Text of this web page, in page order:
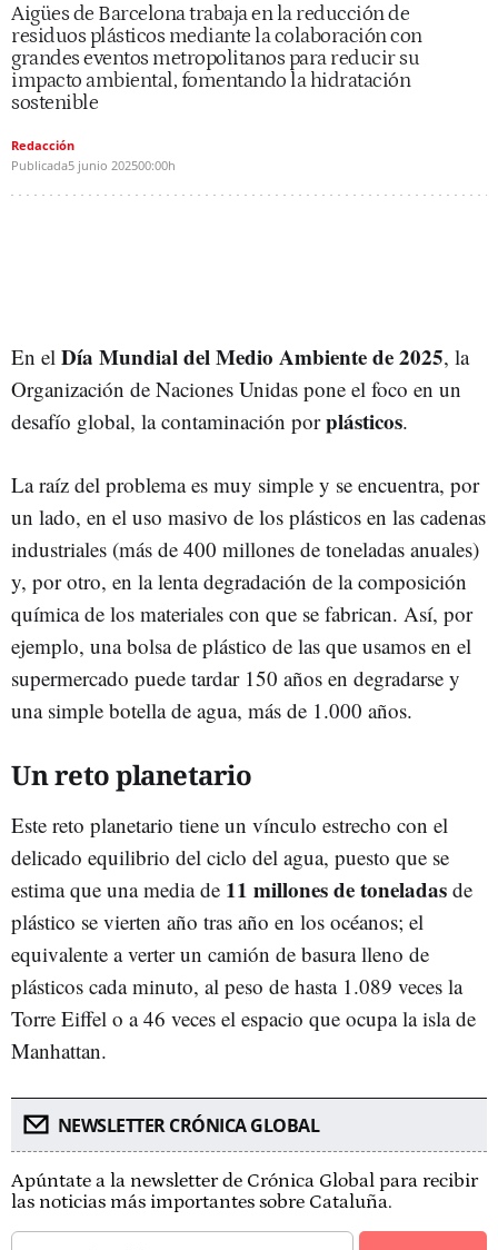
Aigües de Barcelona trabaja en la reducción de
residuos plásticos mediante la colaboración con
grandes eventos metropolitanos para reducir su
impacto ambiental, fomentando la hidratación
sostenible
Redacción
Publicada5 junio 202500:00h
En el Día Mundial del Medio Ambiente de 2025, la
Organización de Naciones Unidas pone el foco en un
desafío global, la contaminación porplásticos.
La raíz del problema es muy simple y se encuentra, por
un lado, en el uso masivo de los plásticos en las cadenas
industriales (más de 400 millones de toneladas anuales)
y, por otro, en la lenta degradación de la composición
química de los materiales con que se fabrican. Así, por
ejemplo, una bolsa de plástico de las que usamos en el
supermercado puede tardar 150 años en degradarse y
una simple botella de agua, más de 1.000 años.
Un reto planetario
Este reto planetario tiene un vínculo estrecho con el
delicado equilibrio del ciclo del agua, puesto que se
estima que una media de 11 millones de toneladas de
plástico se vierten año tras año en los océanos; el
equivalente a verter un camión de basura lleno de
plásticos cada minuto, al peso de hasta 1.089 veces la
Torre Eiffel o a 46 veces el espacio que ocupa la isla de
Manhattan.
NEWSLETTER CRÓNICA GLOBAL
Apúntate a la newsletter de Crónica Global para recibir
las noticias más importantes sobre Cataluña.